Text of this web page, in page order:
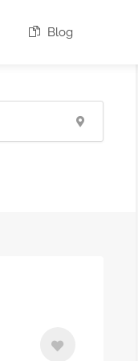
Blog